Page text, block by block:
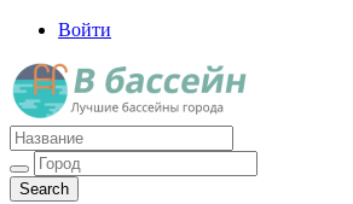
Войти
Лучшие бассейны города